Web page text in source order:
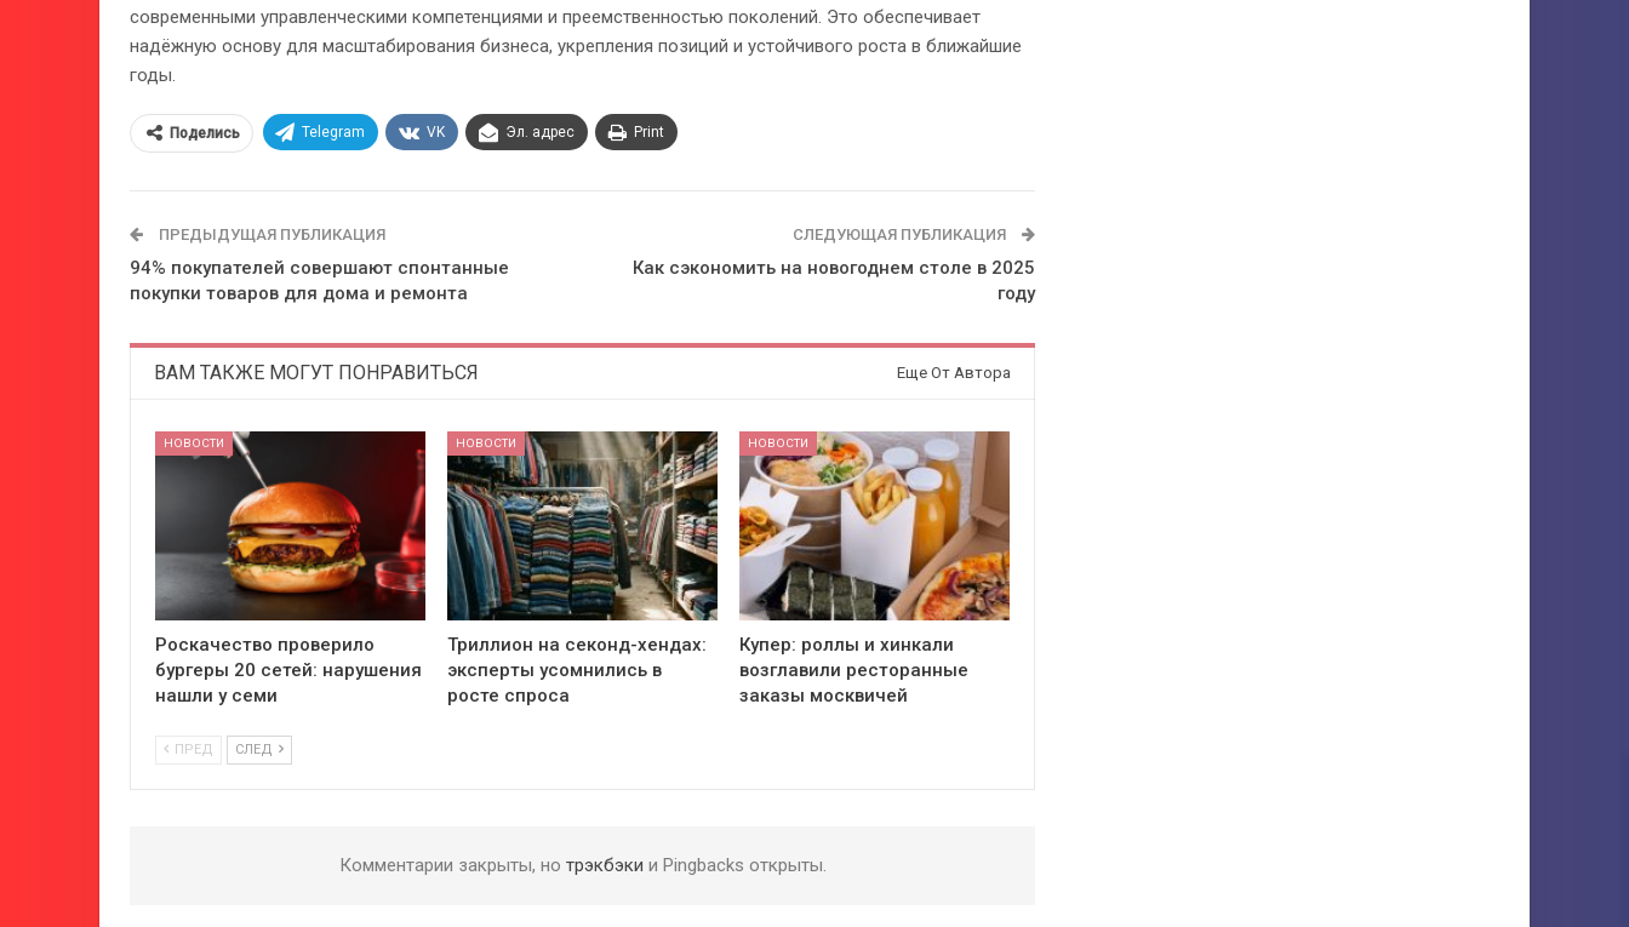
современными управленческими компетенциями и преемственностью поколений. Это обеспечивает
надёжную основу для масштабирования бизнеса, укрепления позиций и устойчивого роста в ближайшие
годы.
Поделись Telegram VK Эл. адрес Print
ПРЕДЫДУЩАЯ ПУБЛИКАЦИЯ
94% покупателей совершают спонтанные
покупки товаров для дома и ремонта
СЛЕДУЮЩАЯ ПУБЛИКАЦИЯ
Как сэкономить на новогоднем столе в 2025
году
ВАМ ТАКЖЕ МОГУТ ПОНРАВИТЬСЯ Еще От Автора
НОВОСТИ
Роскачество проверило
бургеры 20 сетей: нарушения
нашли у семи
НОВОСТИ
Триллион на секонд-хендах:
эксперты усомнились в
росте спроса
НОВОСТИ
Купер: роллы и хинкали
возглавили ресторанные
заказы москвичей
ПРЕД СЛЕД
Комментарии закрыты, но трэкбэки и Pingbacks открыты.